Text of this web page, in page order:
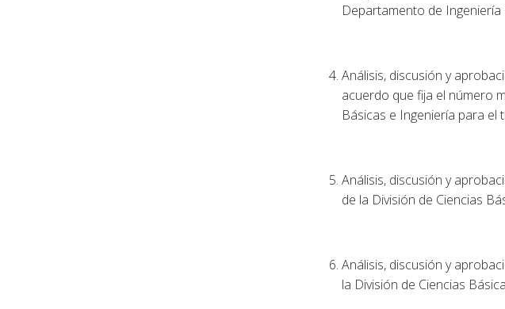
Departamento de Ingeniería
Análisis, discusión y
acuerdo que fija el número
Básicas e Ingeniería para el
Análisis, discusión y
de la División de Ciencias
Análisis, discusión y
la División de Ciencias